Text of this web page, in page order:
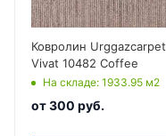
Ковролин Urggazcarpet
Vivat 10482 Coffee
На складе: 1933.95 м2
от300 руб.